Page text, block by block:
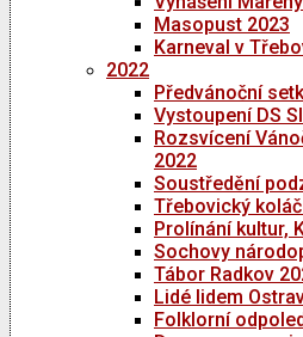
Masopust 2023
Karneval v
2022
Předvánoční
Vystoupení DS
Rozsvícení
2022
Soustředění
Třebovický
Prolínání kultur,
Sochovy
Tábor Radkov
Lidé lidem
Folklorní